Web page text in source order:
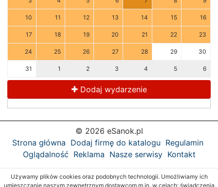
10 11 12 13 14 15 16
17 18 19 20 21 22 23
24 25 26 27 28 29 30
31 1 2 3 4 5 6
Dodaj wydarzenie
© 2026 eSanok.pl
Strona główna Dodaj firmę do katalogu Regulamin
Oglądalność Reklama Nasze serwisy Kontakt
Używamy plików cookies oraz podobnych technologii. Umożliwiamy ich
umieszczanie naszym zewnętrznym dostawcom m.in. w celach: świadczenia